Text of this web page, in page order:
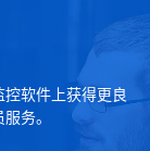
软件上获得更良
务。